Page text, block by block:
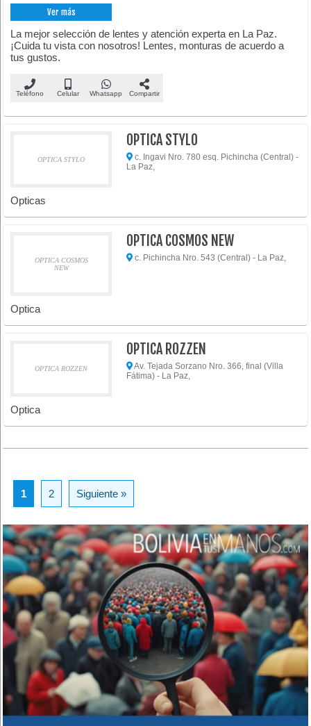
Ver más
La mejor selección de lentes y atención experta en La Paz.
¡Cuida tu vista con nosotros! Lentes, monturas de acuerdo a
tus gustos.
Teléfono Celular Whatsapp Compartir
OPTICA STYLO
OPTICA STYLO
c. Ingavi Nro. 780 esq. Pichincha (Central) -
La Paz,
Opticas
OPTICA COSMOS
NEW
OPTICA COSMOS NEW
c. Pichincha Nro. 543 (Central) - La Paz,
Optica
OPTICA ROZZEN
OPTICA ROZZEN
Av. Tejada Sorzano Nro. 366, final (Villa
Fátima) - La Paz,
Optica
1 2 Siguiente »